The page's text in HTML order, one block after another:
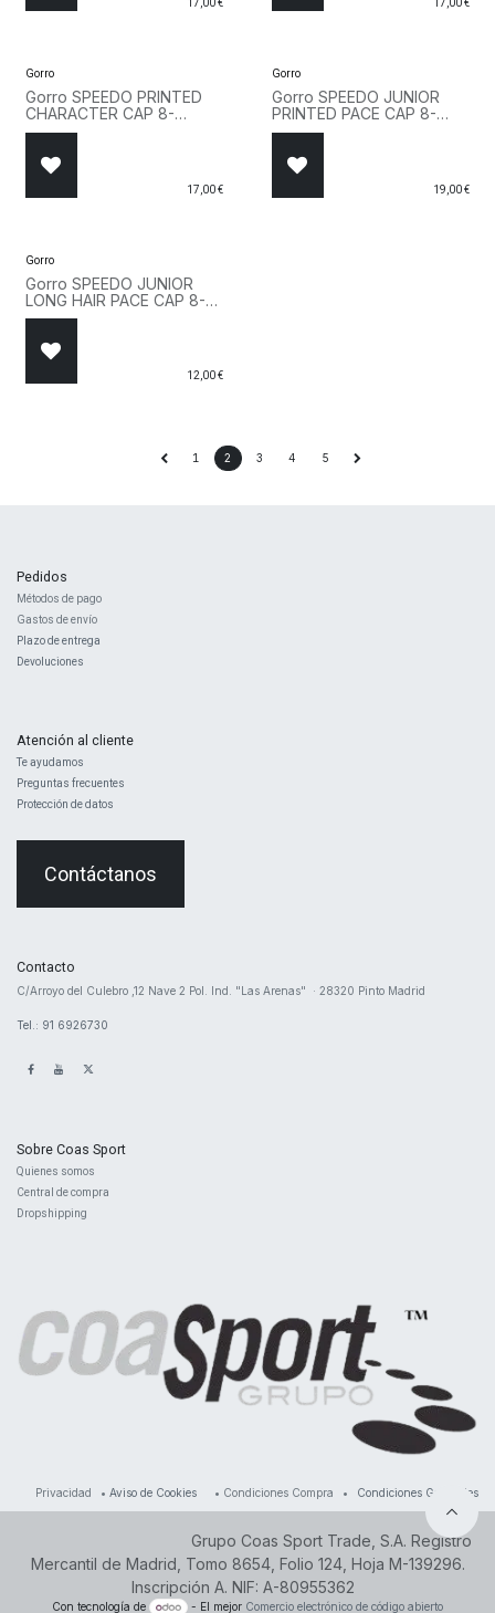
17,00€ 17,00€
Gorro
Gorro SPEEDO PRINTED
CHARACTER CAP 8-
00232614670 Rosa
17,00€
Gorro
Gorro SPEEDO JUNIOR
PRINTED PACE CAP 8-
1352615951 Morado
19,00€
Gorro
Gorro SPEEDO JUNIOR
LONG HAIR PACE CAP 8-
12809F952 Negro
12,00€
1 2 3 4 5
Pedidos
Métodos de pago
Gastos de envío
Plazo de entrega
Devoluciones
Atención al cliente
Te ayudamos
Preguntas frecuentes
Protección de datos
Contáctanos
Contacto
​C/Arroyo del Culebro ,12 Nave 2 ​Pol. Ind. "Las Arenas" · 28320 Pinto Madrid
Tel.: 91 6926730
Sobre Coas Sport
Quienes ​somos
Central de compra
Dropshipping
Privacidad • Aviso de Cookies • Condiciones Compra • Condiciones Generales
Grupo Coas Sport Trade, S.A. Registro
Mercantil de Madrid, Tomo 8654, Folio 124, Hoja M-139296.
Inscripción A. NIF: A-80955362
Con tecnología de - El mejor Comercio electrónico de código abierto